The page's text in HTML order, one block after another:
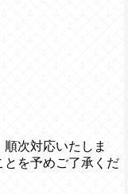
次対応いたしま
とを予めご了承くだ